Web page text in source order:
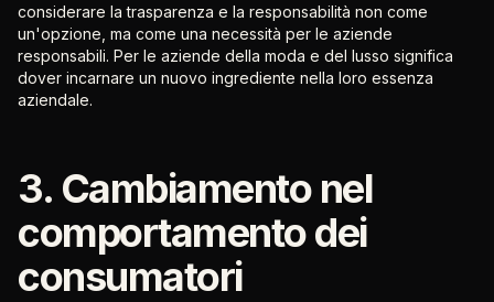
considerare la trasparenza e la responsabilità non come
un'opzione, ma come una necessità per le aziende
responsabili. Per le aziende della moda e del lusso significa
dover incarnare un nuovo ingrediente nella loro essenza
aziendale.
3. Cambiamento nel
comportamento dei
consumatori